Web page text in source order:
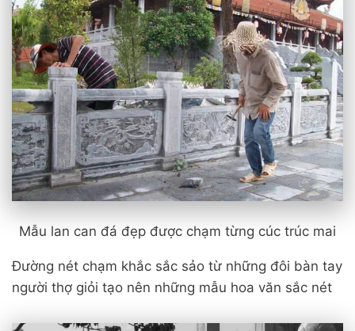
Mẫu lan can đá đẹp được chạm từng cúc trúc mai
Đường nét chạm khắc sắc sảo từ những đôi bàn tay
người thợ giỏi tạo nên những mẫu hoa văn sắc nét